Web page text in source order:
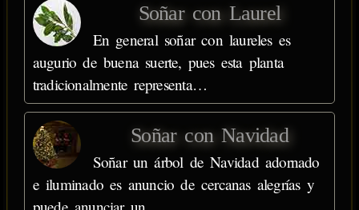
Soñar con Laurel
En general soñar con laureles es
augurio de buena suerte, pues esta planta
tradicionalmente representa…
Soñar con Navidad
Soñar un árbol de Navidad adornado
e iluminado es anuncio de cercanas alegrías y